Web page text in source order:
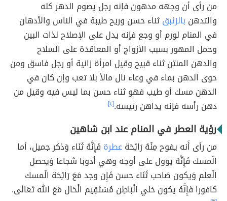
من رأى أن وجهه مدهون فإنه رجل يصوم الدهر كله
والتدهن بالزئبقثناء حسن وريح طيبة في الناس والأدهان
في المنام لورم أو وجع فإنه يدل على الإصلاح لذات البين
وحمل المهور بسبب الأزواج أو المعاقدة على السلاح
والدهن المنتن ثناء قبيح وقيل امرأة زانية أو رجل فاسق ومن
حوى الدهن بماء في وعاء نال مالاً بلا تعب وإن كان في
الدهن مسك أو طيب فهو ثناء حسن بما ليس فيه وقيل من
دهن رأسه فإنه يداهن رئيسه.[٢]
رؤية العطر في المنام عند ابن شاهين
من رأى أَنه يفوح مِنْهُ رَائِحَةعطرة فَإِنَّهُ ثَنَاء وَذكر جميل، أما
الْمسك فَإِنَّهُ يؤول على أوجه وهي أدوبا شجاعا وَيحصل
الْعلم وَيكون صَاحب ثَنَاء حسن فَإِن وجد مَعَ رَائِحَة الْمسك
كافورا فَإِنَّهُ يكون خلي الْبَاطِن مُسْتَقِيم الْحَال مَعَ الله تَعَالَى.